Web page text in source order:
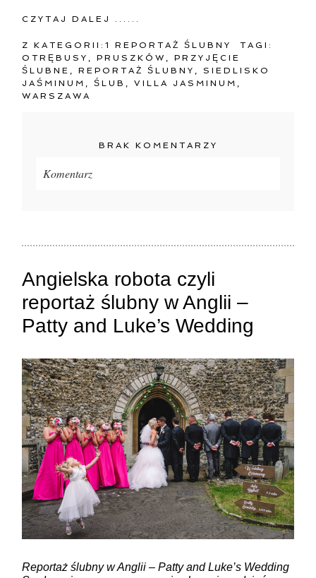
CZYTAJ DALEJ ......
Z KATEGORII:1 REPORTAŻ ŚLUBNY
TAGI:
OTRĘBUSY
,PRUSZKÓW ,PRZYJĘCIE
ŚLUBNE
,REPORTAŻ ŚLUBNY
SIEDLISKO
JAŚMINUM
,ŚLUB ,VILLA JASMINUM
WARSZAWA
BRAK KOMENTARZY
Komentarz
ZAMIEŚĆ KOMENTARZ
Angielska robota czyli
reportaż ślubny w Anglii –
Patty and Luke’s Wedding
Reportaż ślubny w Anglii – Patty and Luke’s Wedding